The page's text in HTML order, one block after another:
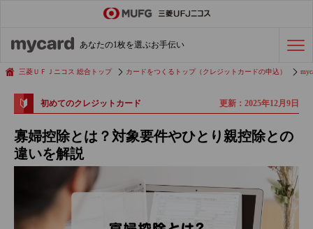
あなたの1枚を選ぶお手伝い
会社経費の支払い 効率化術
三菱ＵＦＪニコス 総合トップ カードをつくるトップ（クレジットカードの申込）
初めてのクレジットカード 更新：2025年12月9日
寡婦控除とは？対象要件やひとり親控除との
違いを解説